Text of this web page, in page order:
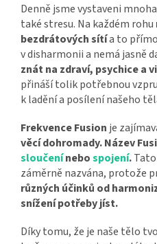
Denně jsme vystaveni
také stresu. Na každém rohu
bezdrátových sítía to
v disharmonii a nemá jasně
znát na zdraví, psychice a
přináší tolik potřebnou
k ladění a posílení našeho
Frekvence Fusion je
věcí dohromady. Název
sloučenínebospojení.
záměrně nazvána, protože
různých účinků od
snížení potřeby jíst.
Díky tomu, že je naše tělo